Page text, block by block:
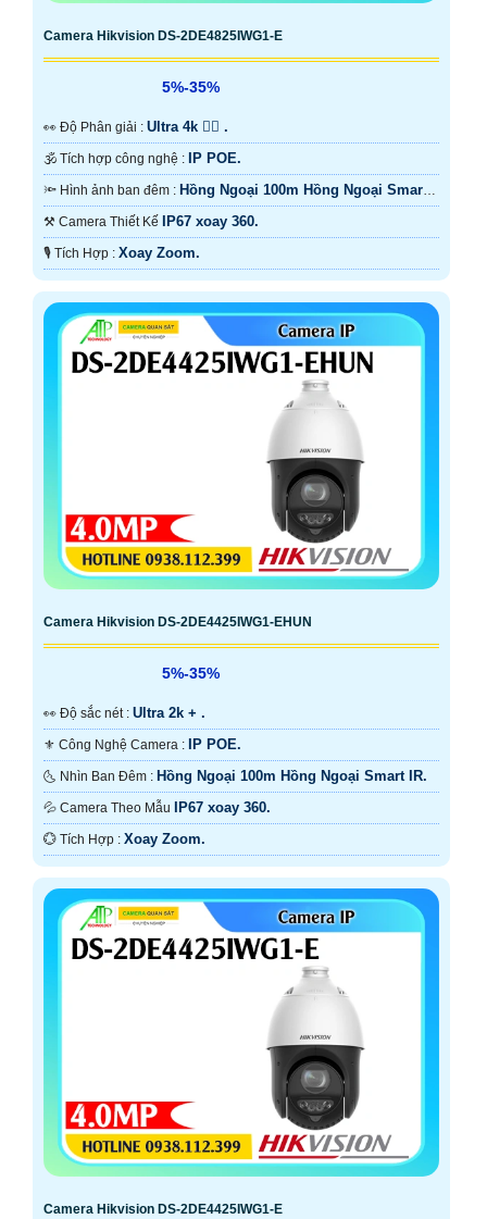
Camera Hikvision DS-2DE4825IWG1-E
5%-35%
️👀 Độ Phân giải : Ultra 4k 👍🏾 .
🕉️ Tích hợp công nghệ : IP POE.
🔦 Hình ảnh ban đêm : Hồng Ngoại 100m Hồng Ngoại Smart
IR.⚒ Camera Thiết Kế IP67 xoay 360.
️🎙 Tích Hợp : Xoay Zoom.
Camera Hikvision DS-2DE4425IWG1-EHUN
5%-35%
️👀 Độ sắc nét : Ultra 2k + .
⚜️ Công Nghệ Camera : IP POE.
🌜 Nhìn Ban Đêm : Hồng Ngoại 100m Hồng Ngoại Smart IR.
💦 Camera Theo Mẫu IP67 xoay 360.
️💮 Tích Hợp : Xoay Zoom.
Camera Hikvision DS-2DE4425IWG1-E